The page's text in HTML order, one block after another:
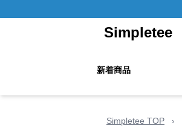
Simpletee
新着商品
Simpletee TOP ›